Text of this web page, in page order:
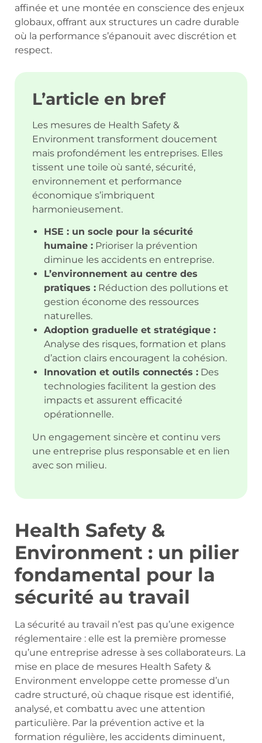
affinée et une montée en conscience des enjeux
globaux, offrant aux structures un cadre durable
où la performance s’épanouit avec discrétion et
respect.
L’article en bref
Les mesures de Health Safety &
Environment transforment doucement
mais profondément les entreprises. Elles
tissent une toile où santé, sécurité,
environnement et performance
économique s’imbriquent
harmonieusement.
HSE : un socle pour la sécurité
humaine : Prioriser la prévention
diminue les accidents en entreprise.
L’environnement au centre des
pratiques : Réduction des pollutions et
gestion économe des ressources
naturelles.
Adoption graduelle et stratégique :
Analyse des risques, formation et plans
d’action clairs encouragent la cohésion.
Innovation et outils connectés : Des
technologies facilitent la gestion des
impacts et assurent efficacité
opérationnelle.
Un engagement sincère et continu vers
une entreprise plus responsable et en lien
avec son milieu.
Health Safety &
Environment : un pilier
fondamental pour la
sécurité au travail
La sécurité au travail n’est pas qu’une exigence
réglementaire : elle est la première promesse
qu’une entreprise adresse à ses collaborateurs. La
mise en place de mesures Health Safety &
Environment enveloppe cette promesse d’un
cadre structuré, où chaque risque est identifié,
analysé, et combattu avec une attention
particulière. Par la prévention active et la
formation régulière, les accidents diminuent,